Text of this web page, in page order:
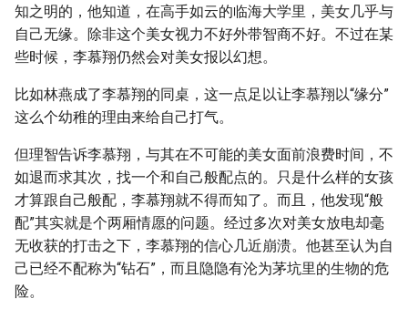
知之明的，他知道，在高手如云的临海大学里，美女几乎与
自己无缘。除非这个美女视力不好外带智商不好。不过在某
些时候，李慕翔仍然会对美女报以幻想。
比如林燕成了李慕翔的同桌，这一点足以让李慕翔以“缘分”
这么个幼稚的理由来给自己打气。
但理智告诉李慕翔，与其在不可能的美女面前浪费时间，不
如退而求其次，找一个和自己般配点的。只是什么样的女孩
才算跟自己般配，李慕翔就不得而知了。而且，他发现“般
配”其实就是个两厢情愿的问题。经过多次对美女放电却毫
无收获的打击之下，李慕翔的信心几近崩溃。他甚至认为自
己已经不配称为“钻石”，而且隐隐有沦为茅坑里的生物的危
险。